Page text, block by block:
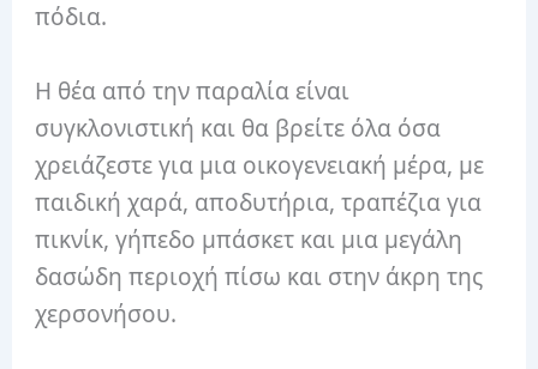
πόδια.
Η θέα από την παραλία είναι
συγκλονιστική και θα βρείτε όλα όσα
χρειάζεστε για μια οικογενειακή μέρα, με
παιδική χαρά, αποδυτήρια, τραπέζια για
πικνίκ, γήπεδο μπάσκετ και μια μεγάλη
δασώδη περιοχή πίσω και στην άκρη της
χερσονήσου.